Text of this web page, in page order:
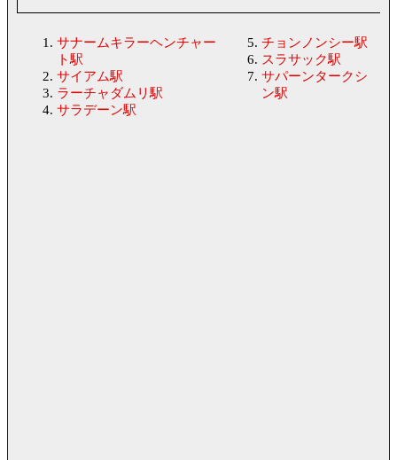
サナームキラーヘンチャー
ト駅
サイアム駅
ラーチャダムリ駅
サラデーン駅
チョンノンシー駅
スラサック駅
サパーンタークシ
ン駅